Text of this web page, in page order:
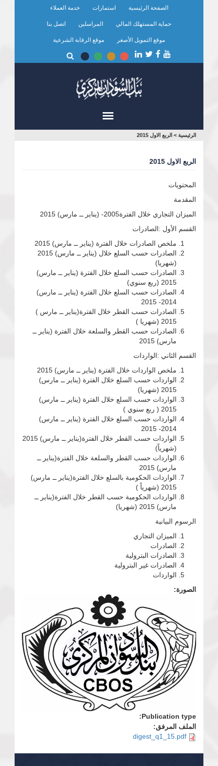
الصفحة الرئيسية استمارات خدمة العملاء
حماية المستهلك المالي المراسلين اتصل بنا
موقع التمويل الأصغر موقع الرقابة الشرعية
أنت
هنا
الرئيسية > الربع الاول 2015
الربع الاول 2015
المحتويات
المقدمة
الميزان التجاري خلال الفترة2005- (يناير ــ مارس) 2015
القسم الأول :الصادرات
ملخص الصادرات خلال الفترة (يناير ــ مارس) 2015
الصادرات حسب السلع خلال (يناير ــ مارس) 2015
(شهريا)
الصادرات حسب السلع خلال الفترة (يناير ــ مارس)
2015 (ربع سنوي)
الصادرات حسب السلع خلال الفترة (يناير ــ مارس)
2014- 2015
الصادرات حسب القطر خلال الفترة(يناير ــ مارس )
2015 (شهريا )
الصادرات حسب القطر والسلعة خلال الفترة (يناير ــ
مارس) 2015
القسم الثاني :الواردات
ملخص الواردات خلال الفترة (يناير ــ مارس) 2015
الواردات حسب السلع خلال الفترة (يناير ــ مارس)
2015 (شهريا)
الواردات حسب السلع خلال الفترة (يناير ــ مارس)
2015 ( ربع سنوي )
الواردات حسب السلع خلال الفترة (يناير ــ مارس)
2014- 2015
الواردات حسب القطر خلال الفترة(يناير ــ مارس) 2015
(شهرياً)
الواردات حسب القطر والسلعة خلال الفترة(يناير ــ
مارس) 2015
الواردات الحكومية بالسلع خلال الفترة(يناير ــ مارس)
2015 (شهرياً )
الواردات الحكومية حسب القطر خلال الفترة(يناير ــ
مارس) 2015 (شهريا)
الرسوم البيانية
الميزان التجاري
الصادرات
الصادرات البترولية
الصادرات غير البترولية
الواردات
الصورة:
Publication type:
الملف المرفق:
digest_q1_15.pdf